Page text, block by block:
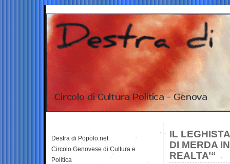
IL
DI MERDA
REALTA’“
Destra di Popolo.net
Circolo Genovese di Cultura e
Politica